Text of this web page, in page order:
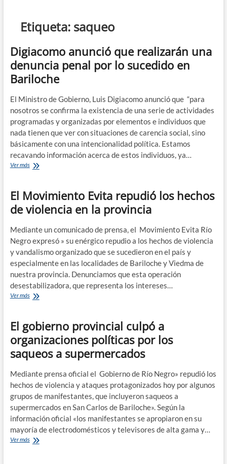
m
Etiqueta: saqueo
Digiacomo anunció que realizarán una
denuncia penal por lo sucedido en
Bariloche
El Ministro de Gobierno, Luis Digiacomo anunció que “para
nosotros se confirma la existencia de una serie de actividades
programadas y organizadas por elementos e individuos que
nada tienen que ver con situaciones de carencia social, sino
básicamente con una intencionalidad política. Estamos
recavando información acerca de estos individuos, ya…
Ver másDigiacomo
realizarán
una
denuncia
por
sucedido
en
Bariloche
El Movimiento Evita repudió los hechos
de violencia en la provincia
Mediante un comunicado de prensa, el Movimiento Evita Río
Negro expresó » su enérgico repudio a los hechos de violencia
y vandalismo organizado que se sucedieron en el país y
especialmente en las localidades de Bariloche y Viedma de
nuestra provincia. Denunciamos que esta operación
desestabilizadora, que representa los intereses…
Ver másEl
repudió
los
hechos
de
violencia
la
provincia
El gobierno provincial culpó a
organizaciones políticas por los
saqueos a supermercados
Mediante prensa oficial el Gobierno de Río Negro» repudió los
hechos de violencia y ataques protagonizados hoy por algunos
grupos de manifestantes, que incluyeron saqueos a
supermercados en San Carlos de Bariloche». Según la
información oficial «los manifestantes se apropiaron en su
mayoría de electrodomésticos y televisores de alta gama y…
Ver másEl